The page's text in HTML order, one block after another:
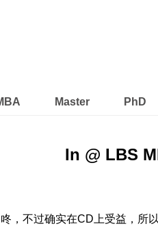
Master PhD
In @ LBS
，不过确实在CD上受益，所